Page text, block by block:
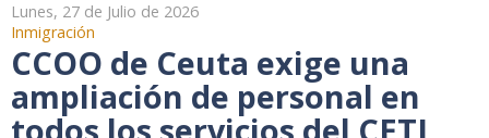
Lunes, 27 de Julio de 2026
Inmigración
CCOO de Ceuta exige una
ampliación de personal en